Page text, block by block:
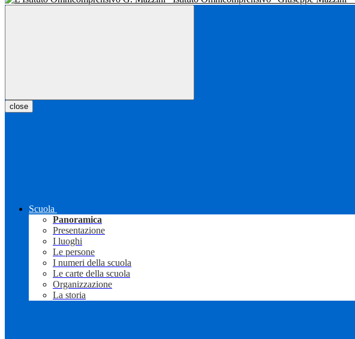
close
Scuola
Panoramica
Presentazione
I luoghi
Le persone
I numeri della scuola
Le carte della scuola
Organizzazione
La storia